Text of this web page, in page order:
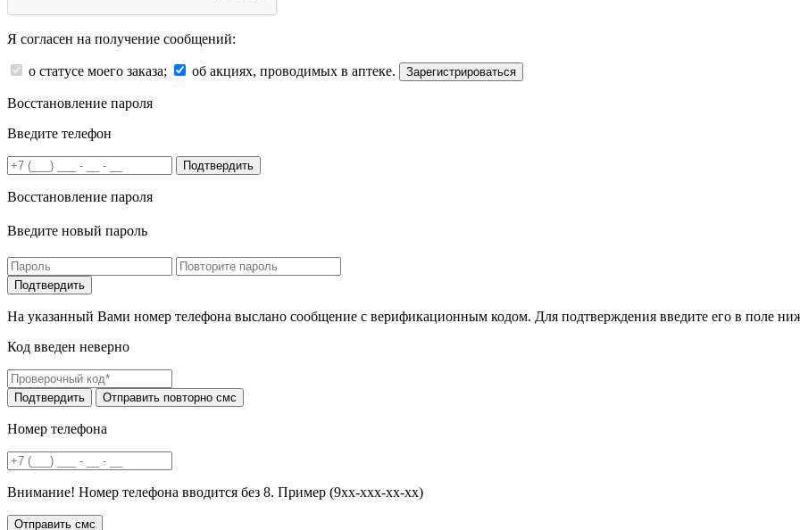
Я согласен на получение сообщений:
о статусе моего заказа; об акциях, проводимых в аптеке. Зарегистрироваться
Восстановление пароля
Введите телефон
Подтвердить
Восстановление пароля
Введите новый пароль
На указанный Вами номер телефона выслано сообщение с верификационным кодом. Для подтверждения введите его в поле
Код введен неверно
Номер телефона
Внимание! Номер телефона вводится без 8. Пример (9хх-ххх-хх-хх)